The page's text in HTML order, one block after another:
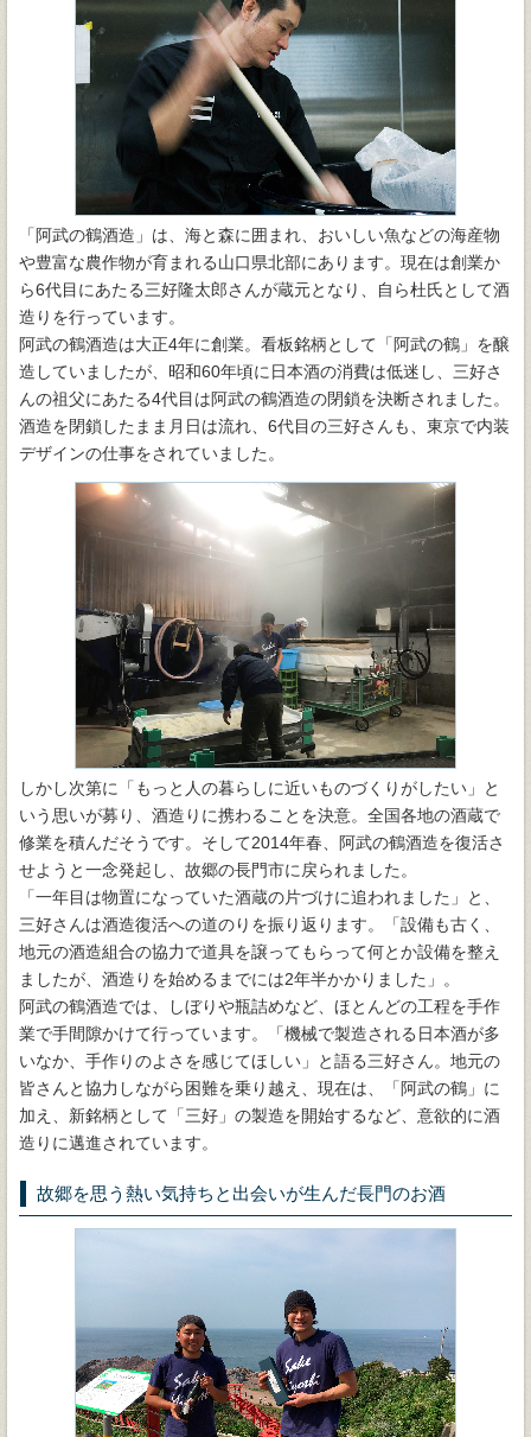
「阿武の鶴酒造」は、海と森に囲まれ、おいしい魚などの海産物
や豊富な農作物が育まれる山口県北部にあります。現在は創業か
ら6代目にあたる三好隆太郎さんが蔵元となり、自ら杜氏として酒
造りを行っています。
阿武の鶴酒造は大正4年に創業。看板銘柄として「阿武の鶴」を醸
造していましたが、昭和60年頃に日本酒の消費は低迷し、三好さ
んの祖父にあたる4代目は阿武の鶴酒造の閉鎖を決断されました。
酒造を閉鎖したまま月日は流れ、6代目の三好さんも、東京で内装
デザインの仕事をされていました。
しかし次第に「もっと人の暮らしに近いものづくりがしたい」と
いう思いが募り、酒造りに携わることを決意。全国各地の酒蔵で
修業を積んだそうです。そして2014年春、阿武の鶴酒造を復活さ
せようと一念発起し、故郷の長門市に戻られました。
「一年目は物置になっていた酒蔵の片づけに追われました」と、
三好さんは酒造復活への道のりを振り返ります。「設備も古く、
地元の酒造組合の協力で道具を譲ってもらって何とか設備を整え
ましたが、酒造りを始めるまでには2年半かかりました」。
阿武の鶴酒造では、しぼりや瓶詰めなど、ほとんどの工程を手作
業で手間隙かけて行っています。「機械で製造される日本酒が多
いなか、手作りのよさを感じてほしい」と語る三好さん。地元の
皆さんと協力しながら困難を乗り越え、現在は、「阿武の鶴」に
加え、新銘柄として「三好」の製造を開始するなど、意欲的に酒
造りに邁進されています。
故郷を思う熱い気持ちと出会いが生んだ長門のお酒